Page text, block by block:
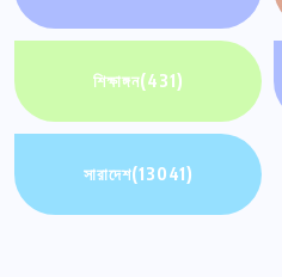
শিক্ষাঙ্গন(431)
সারাদেশ(13041)